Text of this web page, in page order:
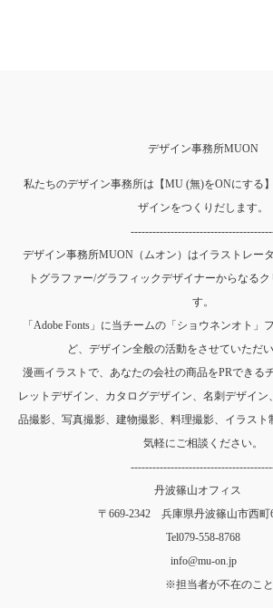
デザイン事務所MUON
私たちのデザイン事務所は【MU (無)をONにする
ザインをつくりだします。
デザイン事務所MUON（ムオン）はイラストレー
トグラファー/グラフィックデザイナーからなる
す。
「Adobe Fonts」に当チームの「ショウネンオト」
ど、デザイン全般の活動をさせていただい
漫画イラストで、あなたの会社の商品をPRできる
レットデザイン、カタログデザイン、名刺デザイ
品撮影、写真撮影、建物撮影、料理撮影、イラスト
気軽にご相談ください。
丹波篠山オフィス
〒669-2342 兵庫県丹波篠山市西町
Tel079-558-8768
info@mu-on.jp
※担当者が不在のことが多